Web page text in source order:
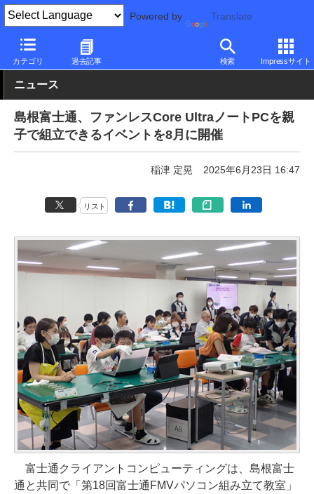
Powered by Translate
カテゴリ 過去記事 検索 Impressサイト
PC Watch パソコン/タブレット/スマートフォン モバイルノート
ニュース
島根富士通、ファンレスCore UltraノートPCを親
子で組立できるイベントを8月に開催
稲津 定晃 2025年6月23日 16:47
リスト
富士通クライアントコンピューティングは、島根富士
通と共同で「第18回富士通FMVパソコン組み立て教室」